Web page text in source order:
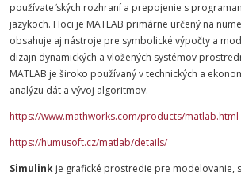
používateľských rozhraní a prepojenie s
jazykoch. Hoci je MATLAB primárne určený na
obsahuje aj nástroje pre symbolické výpočty a
dizajn dynamických a vložených systémov
MATLAB je široko používaný v technických a
analýzu dát a vývoj algoritmov.
https://www.mathworks.com/products/matlab.html
https://humusoft.cz/matlab/details/
Simulink je grafické prostredie pre modelovanie,